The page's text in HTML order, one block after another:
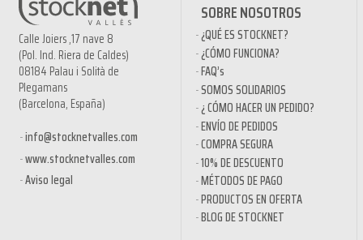
Calle Joiers ,17 nave 8
(Pol. Ind. Riera de Caldes)
08184 Palau i Solità de
Plegamans
(Barcelona, España)
info@stocknetvalles.com
www.stocknetvalles.com
Aviso legal
SOBRE NOSOTROS
¿QUÉ ES STOCKNET?
¿CÓMO FUNCIONA?
FAQ’s
SOMOS SOLIDARIOS
¿ CÓMO HACER UN PEDIDO?
ENVÍO DE PEDIDOS
COMPRA SEGURA
10% DE DESCUENTO
MÉTODOS DE PAGO
PRODUCTOS EN OFERTA
BLOG DE STOCKNET